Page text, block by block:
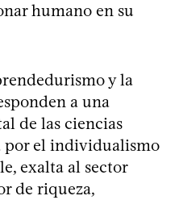
humano en su
y la
a una
de las ciencias
por el individualismo
exalta al sector
de riqueza,